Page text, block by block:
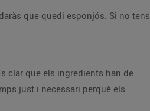
que quedi esponjós. Si no tens
clar que els ingredients han de
just i necessari perquè els